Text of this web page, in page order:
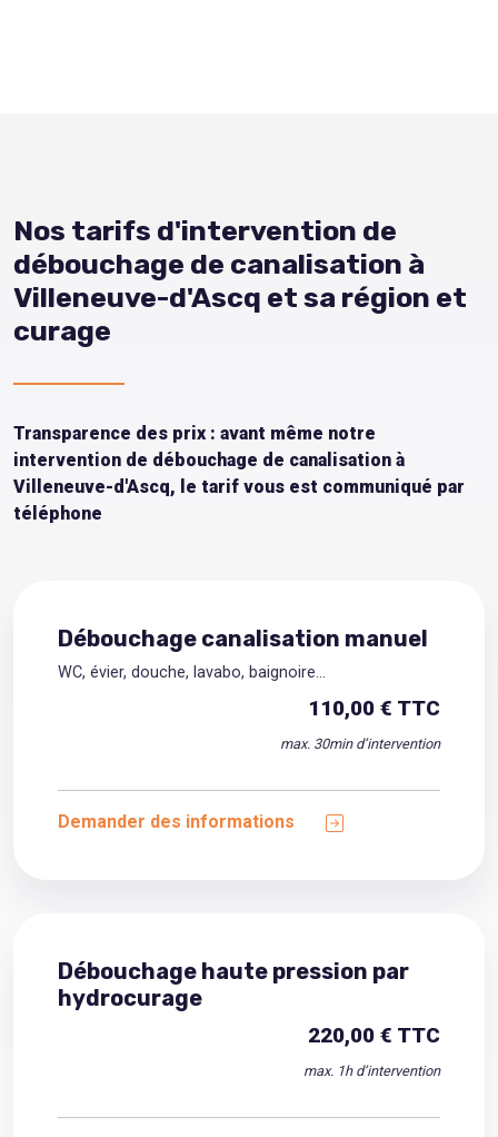
Nos tarifs d'intervention de
débouchage de canalisation à
Villeneuve-d'Ascq et sa région et
curage
Transparence des prix : avant même notre
intervention de débouchage de canalisation à
Villeneuve-d'Ascq, le tarif vous est communiqué par
téléphone
Débouchage canalisation manuel
WC, évier, douche, lavabo, baignoire...
110,00 € TTC
max. 30min d’intervention
Demander des informations
Débouchage haute pression par
hydrocurage
220,00 € TTC
max. 1h d’intervention